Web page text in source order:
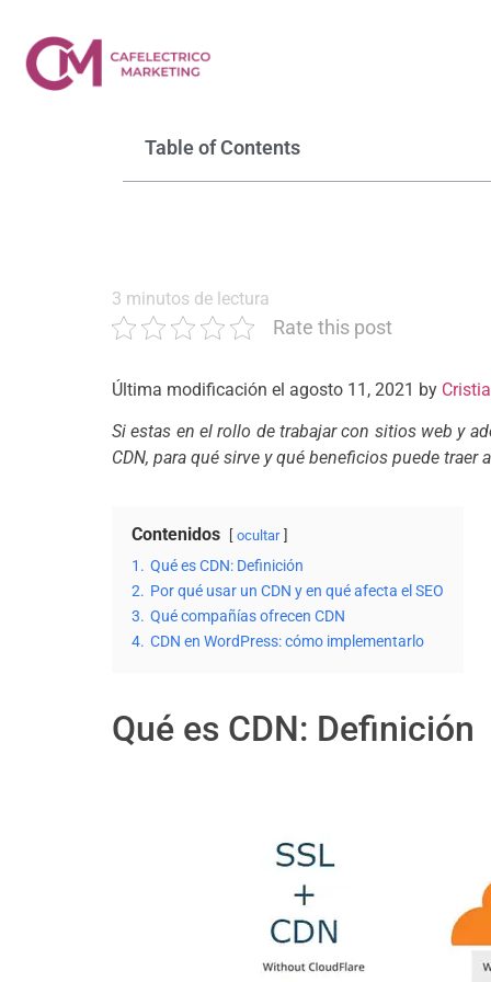
agosto 11, 2021
Table of Contents
3 minutos de lectura
Rate this post
Última modificación el agosto 11, 2021 by
Si estas en el rollo de trabajar con sitios web y
CDN, para qué sirve y qué beneficios puede traer
Contenidos ocultar
1. Qué es CDN: Definición
2. Por qué usar un CDN y en qué afecta el SEO
3. Qué compañías ofrecen CDN
4. CDN en WordPress: cómo implementarlo
Qué es CDN: Definición